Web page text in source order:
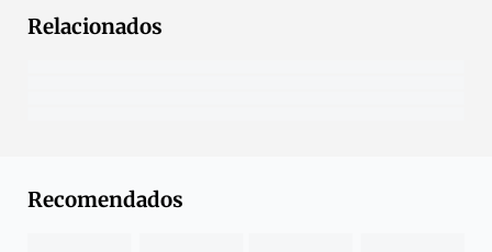
Relacionados
Recomendados